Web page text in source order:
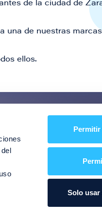
Solo usar
de la ciudad de
una de nuestras
ellos.
mucho más